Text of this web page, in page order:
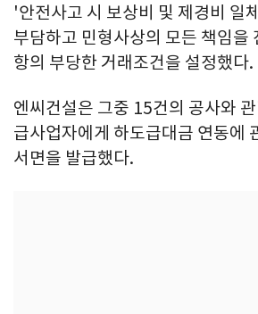
'안전사고 시 보상비 및 제경비 일
부담하고 민형사상의 모든 책임을
항의 부당한 거래조건을 설정했다.
엔씨건설은 그중 15건의 공사와
급사업자에게 하도급대금 연동에
서면을 발급했다.